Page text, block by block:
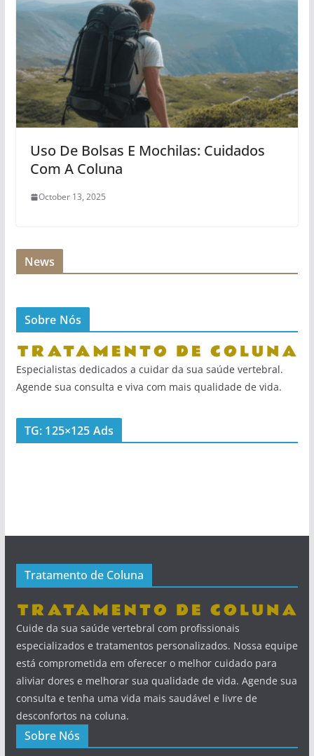
Uso De Bolsas E Mochilas: Cuidados
Com A Coluna
October 13, 2025
News
Sobre Nós
Especialistas dedicados a cuidar da sua saúde vertebral.
Agende sua consulta e viva com mais qualidade de vida.
TG: 125×125 Ads
Tratamento de Coluna
Cuide da sua saúde vertebral com profissionais
especializados e tratamentos personalizados. Nossa equipe
está comprometida em oferecer o melhor cuidado para
aliviar dores e melhorar sua qualidade de vida. Agende sua
consulta e tenha uma vida mais saudável e livre de
desconfortos na coluna.
Sobre Nós